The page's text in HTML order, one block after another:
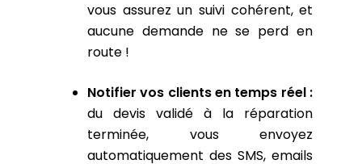
vous assurez un suivi cohérent, et
aucune demande ne se perd en
route !
Notifier vos clients en temps réel :
du devis validé à la réparation
terminée, vous envoyez
automatiquement des SMS, emails